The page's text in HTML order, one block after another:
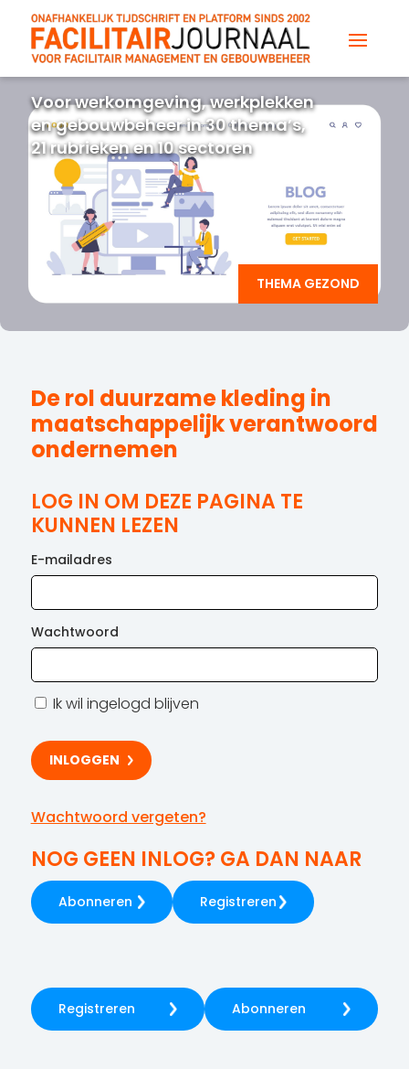
Voor werkomgeving, werkplekken
en gebouwbeheer in 30 thema’s,
21 rubrieken en 10 sectoren
THEMA GEZOND
De rol duurzame kleding in
maatschappelijk verantwoord
ondernemen
LOG IN OM DEZE PAGINA TE
KUNNEN LEZEN
E-mailadres
Wachtwoord
Ik wil ingelogd blijven
Wachtwoord vergeten?
NOG GEEN INLOG? GA DAN NAAR
Abonneren Registreren
Registreren Abonneren